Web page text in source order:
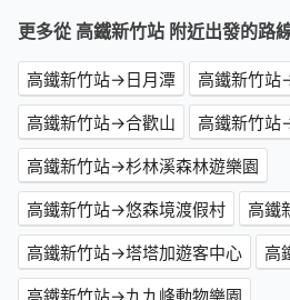
更多從 高鐵新竹站 附近出發的路
高鐵新竹站→日月潭
高鐵新竹站
高鐵新竹站→合歡山
高鐵新竹站
高鐵新竹站→杉林溪森林遊樂園
高鐵新竹站→悠森境渡假村
高鐵
高鐵新竹站→塔塔加遊客中心
高